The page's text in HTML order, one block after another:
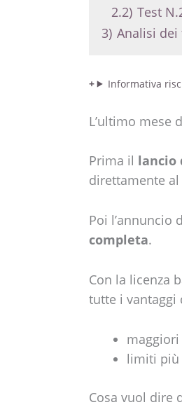
2.2) Test
3) Analisi dei
Informativa
L’ultimo mese
Prima il lancio
direttamente
Poi l’annuncio
completa.
Con la licenza
tutte i vantaggi
limiti più
Cosa vuol dire